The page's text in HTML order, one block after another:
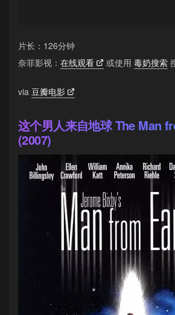
片长：126分钟
奈菲影视： 在线观看 或使用 毒奶搜索
via 豆瓣电影
这个男人来自地球 The Man
(2007)